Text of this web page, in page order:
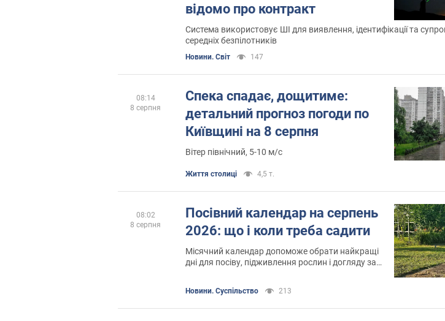
відомо про контракт
Система використовує ШІ для виявлення, ідентифікації та
середніх безпілотників
Новини. Світ 147
Спека спадає, дощитиме:
детальний прогноз погоди по
Київщині на 8 серпня
Вітер північний, 5-10 м/с
Життя столиці 4,5 т.
08:14
8 серпня
Посівний календар на серпень
2026: що і коли треба садити
Місячний календар допоможе обрати найкращі
дні для посіву, підживлення рослин і догляду за
Новини. Суспільство 213
08:02
8 серпня